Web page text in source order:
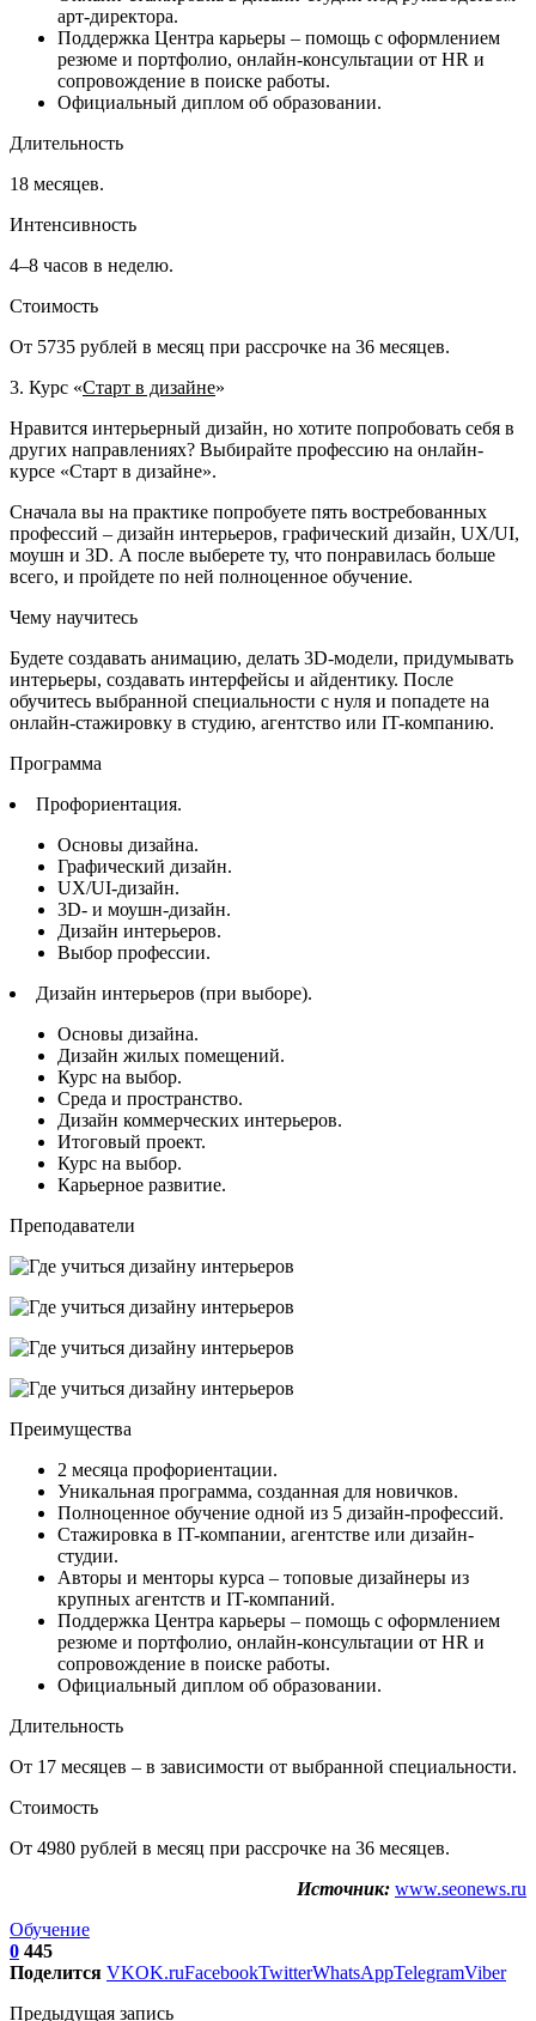
арт-директора.
Поддержка Центра карьеры – помощь с оформлением
резюме и портфолио, онлайн-консультации от HR и
сопровождение в поиске работы.
Официальный диплом об образовании.
Длительность
18 месяцев.
Интенсивность
4–8 часов в неделю.
Стоимость
От 5735 рублей в месяц при рассрочке на 36 месяцев.
3. Курс «Старт в дизайне»
Нравится интерьерный дизайн, но хотите попробовать себя в
других направлениях? Выбирайте профессию на онлайн-
курсе «Старт в дизайне».
Сначала вы на практике попробуете пять востребованных
профессий – дизайн интерьеров, графический дизайн, UX/UI,
моушн и 3D. А после выберете ту, что понравилась больше
всего, и пройдете по ней полноценное обучение.
Чему научитесь
Будете создавать анимацию, делать 3D-модели, придумывать
интерьеры, создавать интерфейсы и айдентику. После
обучитесь выбранной специальности с нуля и попадете на
онлайн-стажировку в студию, агентство или IT-компанию.
Программа
Профориентация.
Основы дизайна.
Графический дизайн.
UX/UI-дизайн.
3D- и моушн-дизайн.
Дизайн интерьеров.
Выбор профессии.
Дизайн интерьеров (при выборе).
Основы дизайна.
Дизайн жилых помещений.
Курс на выбор.
Среда и пространство.
Дизайн коммерческих интерьеров.
Итоговый проект.
Курс на выбор.
Карьерное развитие.
Преподаватели
Преимущества
2 месяца профориентации.
Уникальная программа, созданная для новичков.
Полноценное обучение одной из 5 дизайн-профессий.
Стажировка в IT-компании, агентстве или дизайн-
студии.
Авторы и менторы курса – топовые дизайнеры из
крупных агентств и IT-компаний.
Поддержка Центра карьеры – помощь с оформлением
резюме и портфолио, онлайн-консультации от HR и
сопровождение в поиске работы.
Официальный диплом об образовании.
Длительность
От 17 месяцев – в зависимости от выбранной специальности.
Стоимость
От 4980 рублей в месяц при рассрочке на 36 месяцев.
Источник: www.seonews.ru
Обучение
0 445
Поделится VKOK.ruFacebookTwitterWhatsAppTelegramViber
Предыдущая запись